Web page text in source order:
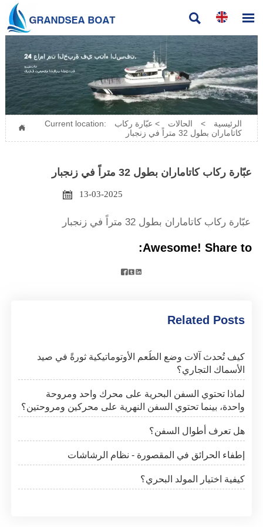
 
 Current location: الرئيسية > الحالات > عبّارة ركاب
كاتاماران بطول 32 متراً في زنجبار
عبّارة ركاب كاتاماران بطول 32 متراً في زنجبار

13-03-2025
عبّارة ركاب كاتاماران بطول 32 متراً في زنجبار
Awesome! Share to:

Related Posts
كيف تُحدث آلات وضع الطُعم الأوتوماتيكية ثورةً في صيد
الأسماك التجاري؟
لماذا تحتوي السفن البحرية على محرك واحد ومروحة
واحدة، بينما تحتوي السفن النهرية على محركين ومروحتين؟
هل تعرف أطوال السفن؟
إطفاء الحرائق في المقصورة - نظام الرشاشات
كيفية اختيار المولد البحري؟